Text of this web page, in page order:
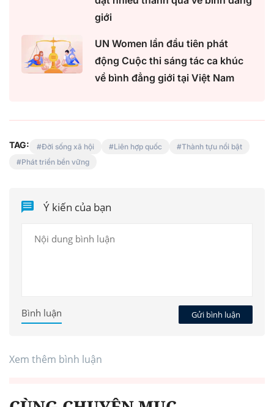
giới
UN Women lần đầu tiên phát
động Cuộc thi sáng tác ca khúc
về bình đẳng giới tại Việt Nam
TAG: Đời sống xã hội Liên hợp quốc
Thành tựu nổi bật
Phát triển bền vững
Ý kiến của bạn
Gửi bình luận
Bình luận
Xem thêm bình luận